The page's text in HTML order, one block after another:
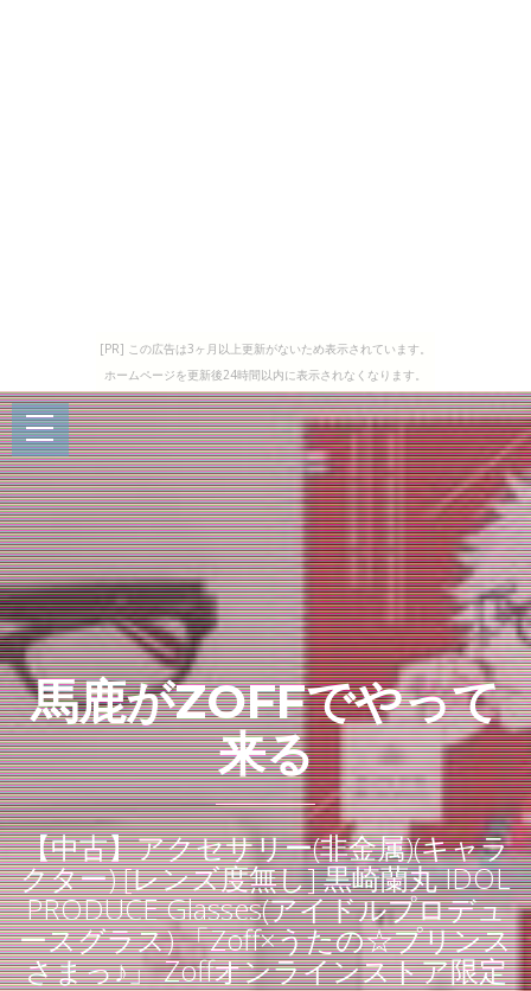
[PR] この広告は3ヶ月以上更新がないため表示されています。
ホームページを更新後24時間以内に表示されなくなります。
馬鹿がZOFFでやって
来る
【中古】アクセサリー(非金属)(キャラ
クター) [レンズ度無し] 黒崎蘭丸 IDOL
PRODUCE Glasses(アイドルプロデュ
ースグラス) 「Zoff×うたの☆プリンス
さまっ♪」 Zoffオンラインストア限定